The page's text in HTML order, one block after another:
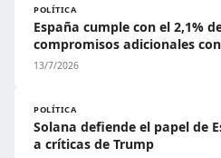
POLÍTICA
España cumple con el 2,1%
compromisos adicionales con
13/7/2026
POLÍTICA
Solana defiende el papel de
a críticas de Trump